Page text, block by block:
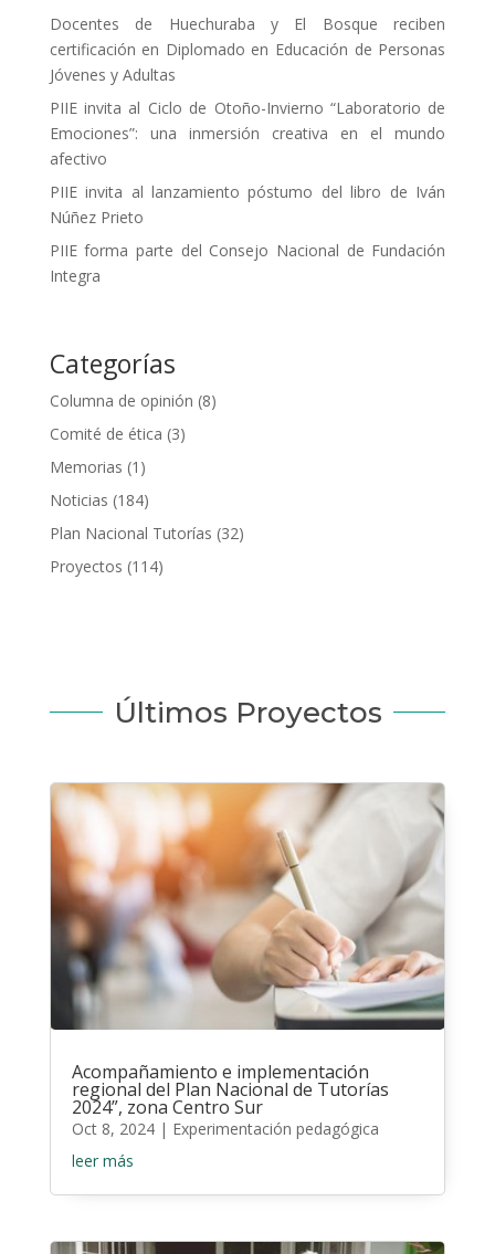
Docentes de Huechuraba y El Bosque reciben
certificación en Diplomado en Educación de Personas
Jóvenes y Adultas
PIIE invita al Ciclo de Otoño-Invierno “Laboratorio de
Emociones”: una inmersión creativa en el mundo
afectivo
PIIE invita al lanzamiento póstumo del libro de Iván
Núñez Prieto
PIIE forma parte del Consejo Nacional de Fundación
Integra
Categorías
Columna de opinión (8)
Comité de ética (3)
Memorias (1)
Noticias (184)
Plan Nacional Tutorías (32)
Proyectos (114)
Últimos Proyectos
Acompañamiento e implementación
regional del Plan Nacional de Tutorías
2024”, zona Centro Sur
Oct 8, 2024| Experimentación pedagógica
leer más